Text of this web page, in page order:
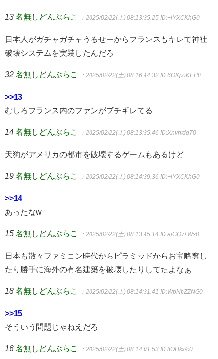
13 名無しどんぶらこ ：2025/02/22(土) 08:13:35.25 ID:+lYXCKhG0
日本人がガチャガチャうるせーからフランスもキレて神社
破壊システムを実装したんだろ
32 名無しどんぶらこ ：2025/02/22(土) 08:16:44.32 ID:6OKpoKEP0
>>13
むしろフランス内のファンがブチギレてる
14 名無しどんぶらこ ：2025/02/22(土) 08:13:35.46 ID:Xnvhtdq70
天狗がアメリカの都市を破壊するゲームもあるけど
19 名無しどんぶらこ ：2025/02/22(土) 08:14:39.36 ID:+lYXCKhG0
>>14
あったなw
15 名無しどんぶらこ ：2025/02/22(土) 08:13:45.14 ID:ajGQy+Ws0
日本も散々ファミコン時代からピラミッドからお宝略奪し
たり勝手に海外の有名建築を破壊したりしてたよなぁ
18 名無しどんぶらこ ：2025/02/22(土) 08:14:31.41 ID:WpNbZZNG0
>>15
そういう問題じゃねえだろ
16 名無しどんぶらこ ：2025/02/22(土) 08:14:01.53 ID:ltOHkx/c0